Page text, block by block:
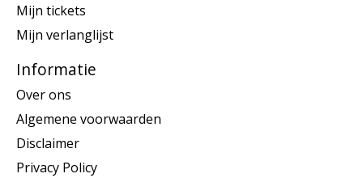
Mijn tickets
Mijn verlanglijst
Informatie
Over ons
Algemene voorwaarden
Disclaimer
Privacy Policy